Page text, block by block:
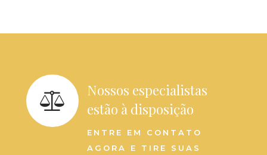
Nossos especialistas
estão à disposição
ENTRE EM CONTATO
AGORA E TIRE SUAS